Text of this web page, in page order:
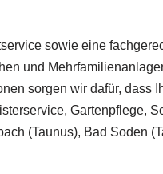
sowie eine
und
sorgen wir dafür, dass
Gartenpflege,
(Taunus), Bad Soden